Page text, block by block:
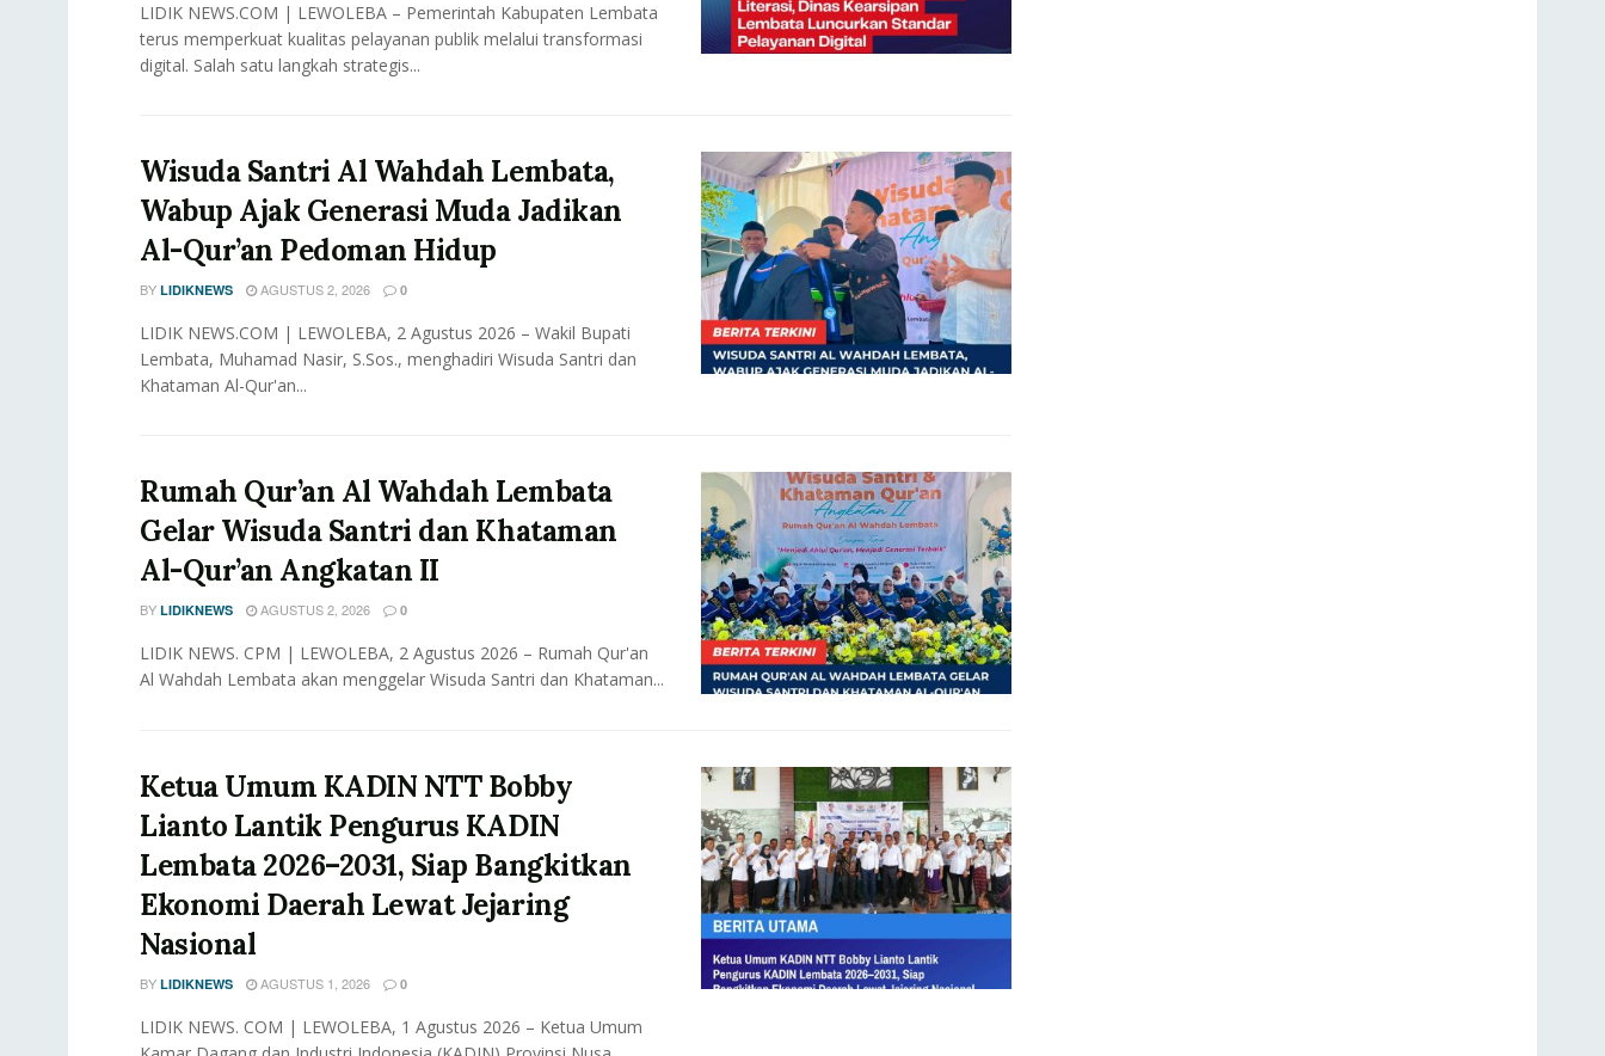
LIDIK NEWS.COM | LEWOLEBA – Pemerintah Kabupaten Lembata
terus memperkuat kualitas pelayanan publik melalui transformasi
digital. Salah satu langkah strategis...
Wisuda Santri Al Wahdah Lembata,
Wabup Ajak Generasi Muda Jadikan
Al-Qur’an Pedoman Hidup
BY LIDIKNEWS AGUSTUS 2, 2026 0
LIDIK NEWS.COM | LEWOLEBA, 2 Agustus 2026 – Wakil Bupati
Lembata, Muhamad Nasir, S.Sos., menghadiri Wisuda Santri dan
Khataman Al-Qur'an...
Rumah Qur’an Al Wahdah Lembata
Gelar Wisuda Santri dan Khataman
Al-Qur’an Angkatan II
BY LIDIKNEWS AGUSTUS 2, 2026 0
LIDIK NEWS. CPM | LEWOLEBA, 2 Agustus 2026 – Rumah Qur'an
Al Wahdah Lembata akan menggelar Wisuda Santri dan Khataman...
Ketua Umum KADIN NTT Bobby
Lianto Lantik Pengurus KADIN
Lembata 2026–2031, Siap Bangkitkan
Ekonomi Daerah Lewat Jejaring
Nasional
BY LIDIKNEWS AGUSTUS 1, 2026 0
LIDIK NEWS. COM | LEWOLEBA, 1 Agustus 2026 – Ketua Umum